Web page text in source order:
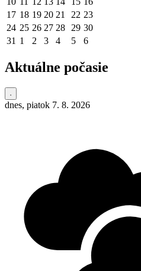
17 18 19 20 21 22 23
24 25 26 27 28 29 30
31 1 2 3 4 5 6
Aktuálne počasie
dnes, piatok 7. 8. 2026